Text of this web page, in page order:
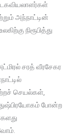
அந்நாட்டின்
நிரூபித்து
சரத் வீரசேகர
செயல்கள்,
போன்ற